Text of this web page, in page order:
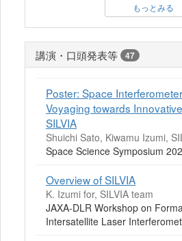
もっとみる
講演・口頭発表等 47
Poster: Space
Voyaging towards
SILVIA
Shuichi Sato, Kiwamu Izumi,
Space Science Symposium
Overview of SILVIA
K. Izumi for, SILVIA team
JAXA-DLR Workshop on
Intersatellite Laser